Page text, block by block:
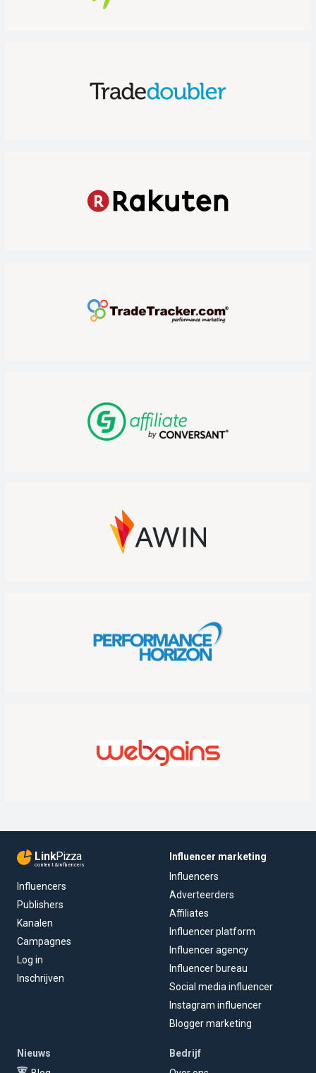
LinkPizza
content & influencers
Influencers
Publishers
Kanalen
Campagnes
Log in
Inschrijven
Influencer marketing
Influencers
Adverteerders
Affiliates
Influencer platform
Influencer agency
Influencer bureau
Social media influencer
Instagram influencer
Blogger marketing
Nieuws
Bedrijf